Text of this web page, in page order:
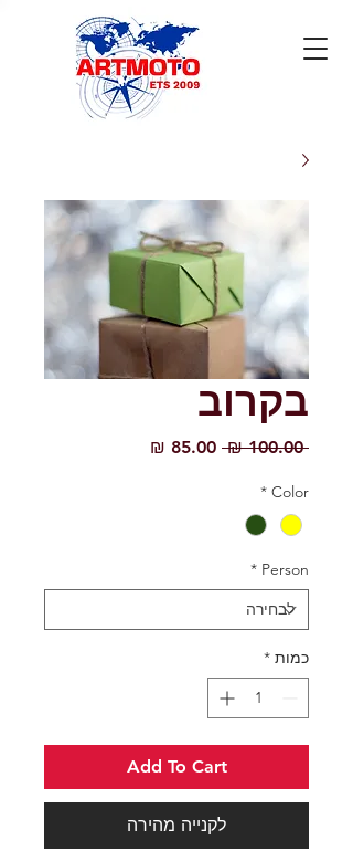
בקרוב
‏100.00 ‏₪
מחיר
Color
*
Person
*
כמות *
Add To Cart
לקנייה מהירה